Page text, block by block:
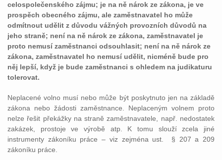
celospolečenského zájmu; je na ně nárok ze zákona, je ve
prospěch obecného zájmu, ale zaměstnavatel ho může
odmítnout udělit z důvodu vážných provozních důvodů na
jeho straně; není na ně nárok ze zákona, zaměstnavatel je
proto nemusí zaměstnanci odsouhlasit; není na ně nárok ze
zákona, zaměstnavatel ho nemusí udělit, nicméně bude pro
něj lepší, když je bude zaměstnanci s ohledem na judikaturu
tolerovat.
Neplacené volno musí nebo může být poskytnuto jen na základě
zákona nebo žádosti zaměstnance. Neplaceným volnem proto
nelze řešit překážky na straně zaměstnavatele, např. nedostatek
zakázek, prostoje ve výrobě atp. K tomu slouží zcela jiné
instrumenty zákoníku práce – viz zejména ust. § 207 a 209
zákoníku práce.